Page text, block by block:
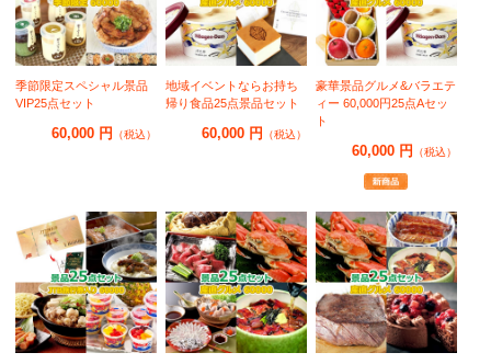
季節限定スペシャル景品
VIP25点セット
60,000 円 （税込）
地域イベントならお持ち
帰り食品25点景品セット
60,000 円 （税込）
豪華景品グルメ&バラエテ
ィー 60,000円25点Aセッ
ト
60,000 円 （税込）